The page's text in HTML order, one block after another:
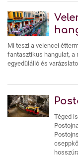
Mi teszi a velencei
fantasztikus hangulat, a
egyedülálló és
Téged